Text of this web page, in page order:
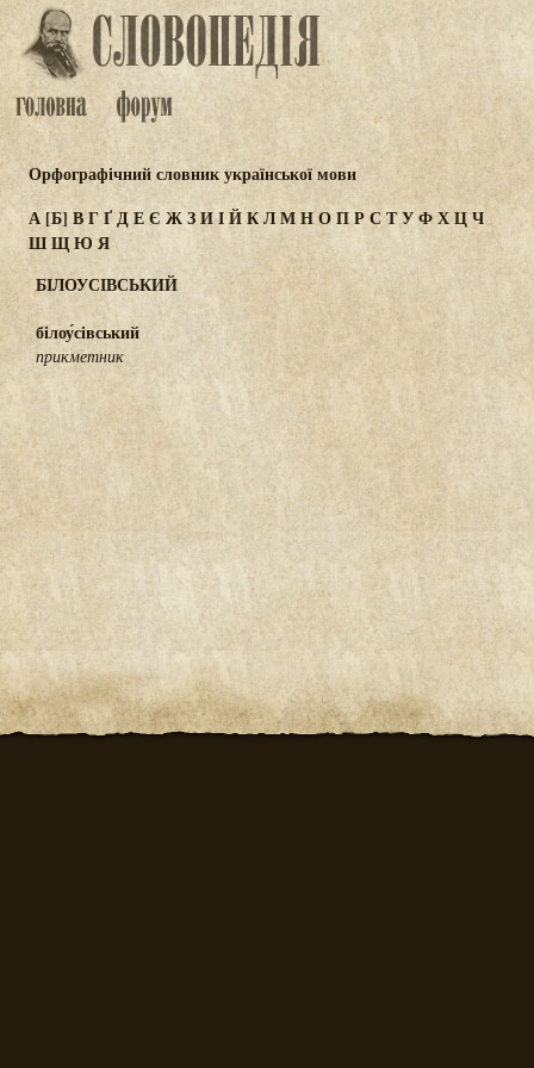
Орфографічний словник української мови
А[Б] ВГҐДЕЄ ЖЗИІЙКЛМНОПР СТУФХЦЧ
ШЩЮЯ
БІЛОУСІВСЬКИЙ
білоу́сівський
прикметник